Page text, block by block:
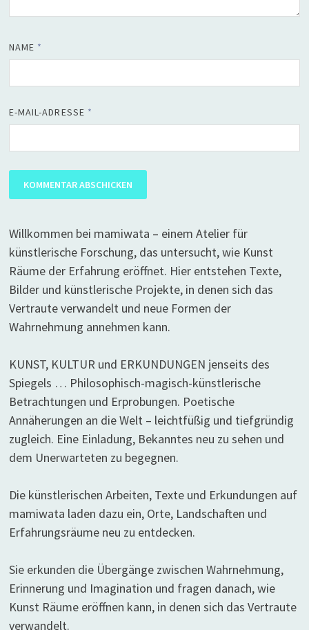
NAME *
E-MAIL-ADRESSE *
Willkommen bei mamiwata – einem Atelier für
künstlerische Forschung, das untersucht, wie Kunst
Räume der Erfahrung eröffnet. Hier entstehen Texte,
Bilder und künstlerische Projekte, in denen sich das
Vertraute verwandelt und neue Formen der
Wahrnehmung annehmen kann.
KUNST, KULTUR und ERKUNDUNGEN jenseits des
Spiegels … Philosophisch-magisch-künstlerische
Betrachtungen und Erprobungen. Poetische
Annäherungen an die Welt – leichtfüßig und tiefgründig
zugleich. Eine Einladung, Bekanntes neu zu sehen und
dem Unerwarteten zu begegnen.
Die künstlerischen Arbeiten, Texte und Erkundungen auf
mamiwata laden dazu ein, Orte, Landschaften und
Erfahrungsräume neu zu entdecken.
Sie erkunden die Übergänge zwischen Wahrnehmung,
Erinnerung und Imagination und fragen danach, wie
Kunst Räume eröffnen kann, in denen sich das Vertraute
verwandelt.